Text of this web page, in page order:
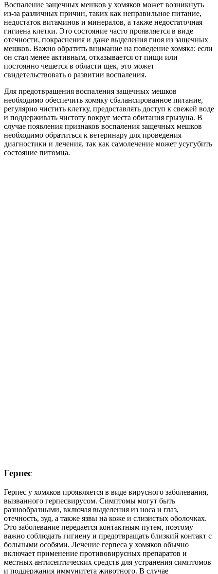
Воспаление защечных мешков у хомяков может возникнуть
из-за различных причин, таких как неправильное питание,
недостаток витаминов и минералов, а также недостаточная
гигиена клетки. Это состояние часто проявляется в виде
отечности, покраснения и даже выделения гноя из защечных
мешков. Важно обратить внимание на поведение хомяка: если
он стал менее активным, отказывается от пищи или
постоянно чешется в области щек, это может
свидетельствовать о развитии воспаления.
Для предотвращения воспаления защечных мешков
необходимо обеспечить хомяку сбалансированное питание,
регулярно чистить клетку, предоставлять доступ к свежей воде
и поддерживать чистоту вокруг места обитания грызуна. В
случае появления признаков воспаления защечных мешков
необходимо обратиться к ветеринару для проведения
диагностики и лечения, так как самолечение может усугубить
состояние питомца.
Герпес
Герпес у хомяков проявляется в виде вирусного заболевания,
вызванного герпесвирусом. Симптомы могут быть
разнообразными, включая выделения из носа и глаз,
отечность, зуд, а также язвы на коже и слизистых оболочках.
Это заболевание передается контактным путем, поэтому
важно соблюдать гигиену и предотвращать близкий контакт с
больными особями. Лечение герпеса у хомяков обычно
включает применение противовирусных препаратов и
местных антисептических средств для устранения симптомов
и поддержания иммунитета животного. В случае